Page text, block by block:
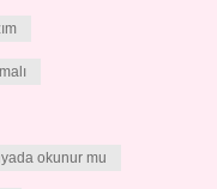
okunur mu